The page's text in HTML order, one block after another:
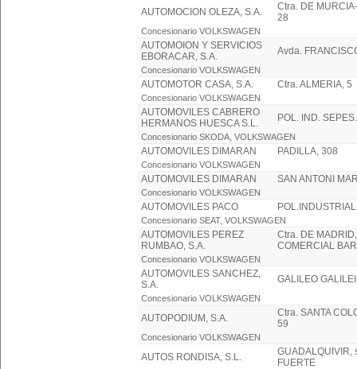
AUTOMOCION OLEZA, S.A.
Ctra. DE
28
Concesionario VOLKSWAGEN
AUTOMOION Y SERVICIOS
EBORACAR, S.A.
Avda.
Concesionario VOLKSWAGEN
AUTOMOTOR CASA, S.A. Ctra. ALMERIA, 5
Concesionario VOLKSWAGEN
AUTOMOVILES CABRERO
HERMANOS HUESCA S.L.
POL. IND.
Concesionario SKODA, VOLKSWAGEN
AUTOMOVILES DIMARAN PADILLA, 308
Concesionario VOLKSWAGEN
AUTOMOVILES DIMARAN SAN ANTONI
Concesionario VOLKSWAGEN
AUTOMOVILES PACO
Concesionario SEAT, VOLKSWAGEN
AUTOMOVILES PEREZ
RUMBAO, S.A.
Ctra. DE
COMERCIAL
Concesionario VOLKSWAGEN
AUTOMOVILES SANCHEZ,
S.A.
GALILEO
Concesionario VOLKSWAGEN
AUTOPODIUM, S.A.
Ctra. SANTA
59
Concesionario VOLKSWAGEN
AUTOS RONDISA, S.L.
GUADALQUIVIR,
FUERTE